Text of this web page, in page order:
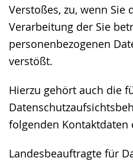
Verstoßes, zu, wenn Sie
Verarbeitung der Sie
personenbezogenen
verstößt.
Hierzu gehört auch die
folgenden Kontaktdaten
Landesbeauftragte für